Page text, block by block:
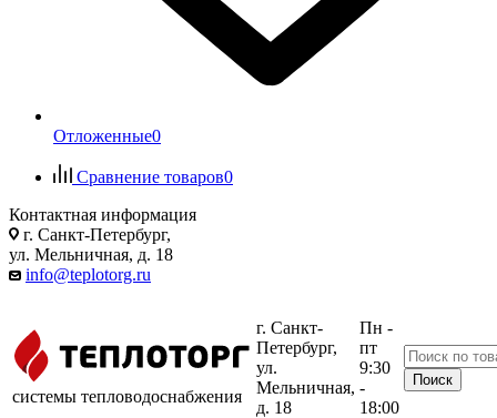
Отложенные0
Сравнение товаров0
Контактная информация
г. Санкт-Петербург,
ул. Мельничная, д. 18
info@teplotorg.ru
системы тепловодоснабжения
г. Санкт-
Петербург,
ул.
Мельничная,
д. 18
Пн -
пт
9:30
-
18:00